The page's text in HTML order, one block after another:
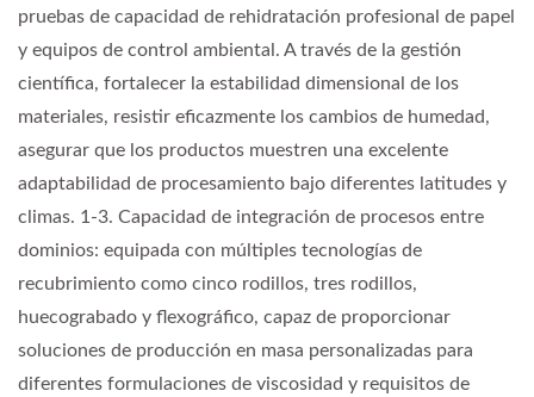
pruebas de capacidad de rehidratación profesional de papel
y equipos de control ambiental. A través de la gestión
científica, fortalecer la estabilidad dimensional de los
materiales, resistir eficazmente los cambios de humedad,
asegurar que los productos muestren una excelente
adaptabilidad de procesamiento bajo diferentes latitudes y
climas. 1-3. Capacidad de integración de procesos entre
dominios: equipada con múltiples tecnologías de
recubrimiento como cinco rodillos, tres rodillos,
huecograbado y flexográfico, capaz de proporcionar
soluciones de producción en masa personalizadas para
diferentes formulaciones de viscosidad y requisitos de